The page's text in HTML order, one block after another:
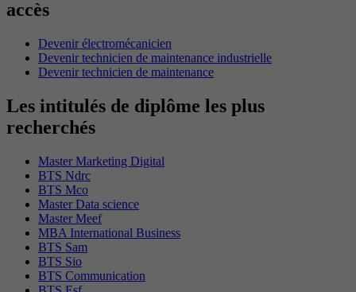
accès
Devenir électromécanicien
Devenir technicien de maintenance industrielle
Devenir technicien de maintenance
Les intitulés de diplôme les plus
recherchés
Master Marketing Digital
BTS Ndrc
BTS Mco
Master Data science
Master Meef
MBA International Business
BTS Sam
BTS Sio
BTS Communication